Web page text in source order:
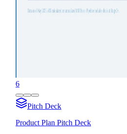
6
Pitch Deck
Product Plan Pitch Deck